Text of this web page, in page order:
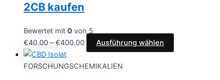
2CB kaufen
Bewertet mit 0 von 5
€40.00 –€400.00 Ausführung wählen
FORSCHUNGSCHEMIKALIEN